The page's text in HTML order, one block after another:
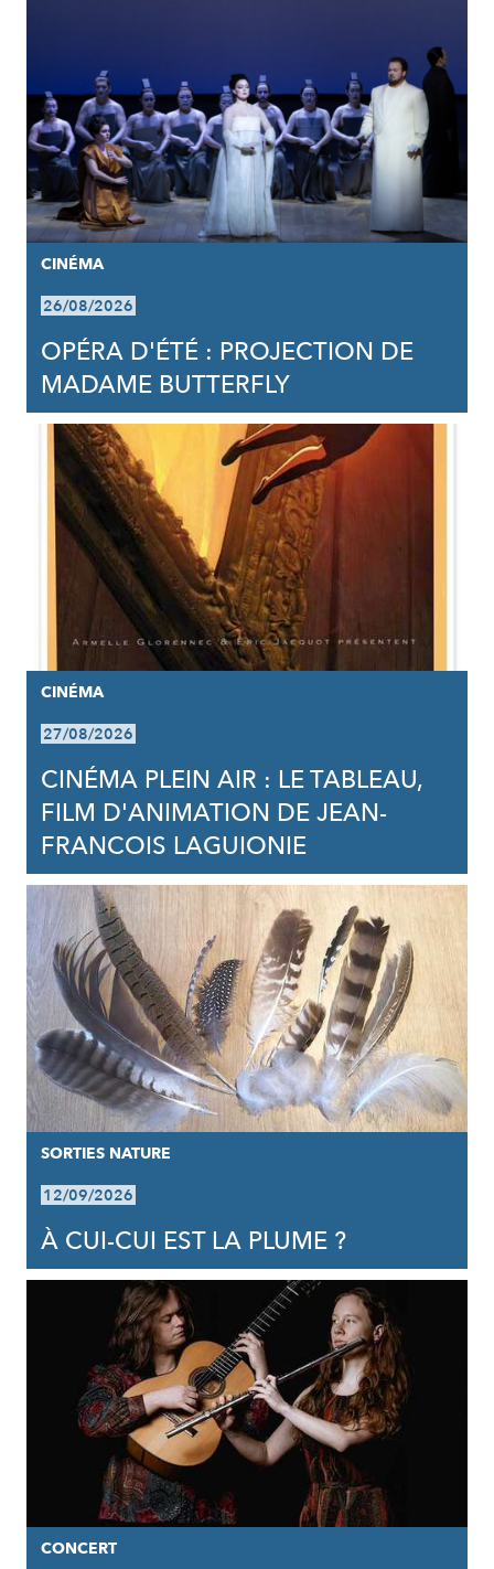
CINÉMA
26/08/2026
OPÉRA D'ÉTÉ : PROJECTION DE
MADAME BUTTERFLY
CINÉMA
27/08/2026
CINÉMA PLEIN AIR : LE TABLEAU,
FILM D'ANIMATION DE JEAN-
FRANCOIS LAGUIONIE
SORTIES NATURE
12/09/2026
À CUI-CUI EST LA PLUME ?
CONCERT